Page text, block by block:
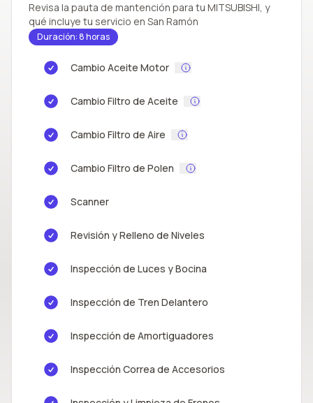
Revisa la pauta de mantención para tu MITSUBISHI, y
qué incluye tu servicio en San Ramón
Duración: 8 horas
Cambio Aceite Motor
Cambio Filtro de Aceite
Cambio Filtro de Aire
Cambio Filtro de Polen
Scanner
Revisión y Relleno de Niveles
Inspección de Luces y Bocina
Inspección de Tren Delantero
Inspección de Amortiguadores
Inspección Correa de Accesorios